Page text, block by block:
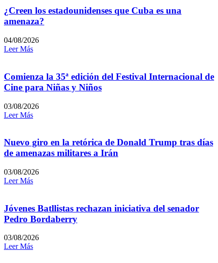
¿Creen los estadounidenses que Cuba es una
amenaza?
04/08/2026
Leer Más
Comienza la 35ª edición del Festival Internacional de
Cine para Niñas y Niños
03/08/2026
Leer Más
Nuevo giro en la retórica de Donald Trump tras días
de amenazas militares a Irán
03/08/2026
Leer Más
Jóvenes Batllistas rechazan iniciativa del senador
Pedro Bordaberry
03/08/2026
Leer Más